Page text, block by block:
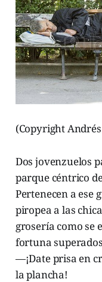
(Copyright
Dos jovenzuelos
parque céntrico
Pertenecen a ese
piropea a las
grosería como se
fortuna
—¡Date prisa en
la plancha!